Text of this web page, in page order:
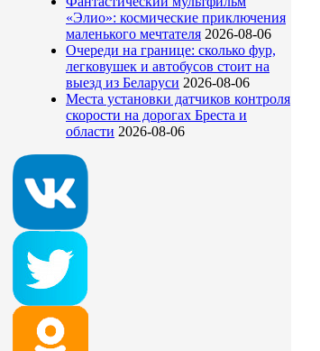
«Элио»: космические приключения
маленького мечтателя 2026-08-06
Очереди на границе: сколько фур,
легковушек и автобусов стоит на
выезд из Беларуси 2026-08-06
Места установки датчиков контроля
скорости на дорогах Бреста и
области 2026-08-06